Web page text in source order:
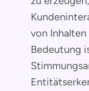
von
Bedeutung